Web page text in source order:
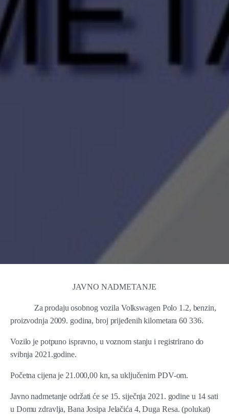
JAVNO NADMETANJE
Za prodaju osobnog vozila Volkswagen Polo 1.2, benzin,
proizvodnja 2009. godina, broj prijeđenih kilometara 60 336.
Vozilo je potpuno ispravno, u voznom stanju i registrirano do
svibnja 2021.godine.
Početna cijena je 21.000,00 kn, sa uključenim PDV-om.
Javno nadmetanje održati će se 15. siječnja 2021. godine u 14 sati
u Domu zdravlja, Bana Josipa Jelačića 4, Duga Resa. (polukat)